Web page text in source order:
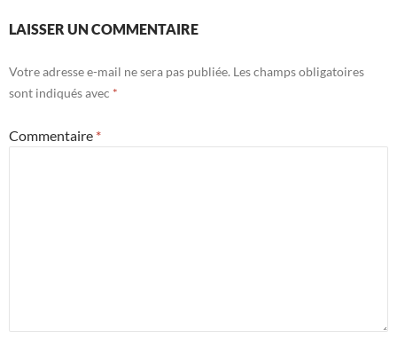
LAISSER UN COMMENTAIRE
Votre adresse e-mail ne sera pas publiée. Les champs obligatoires
sont indiqués avec *
Commentaire *